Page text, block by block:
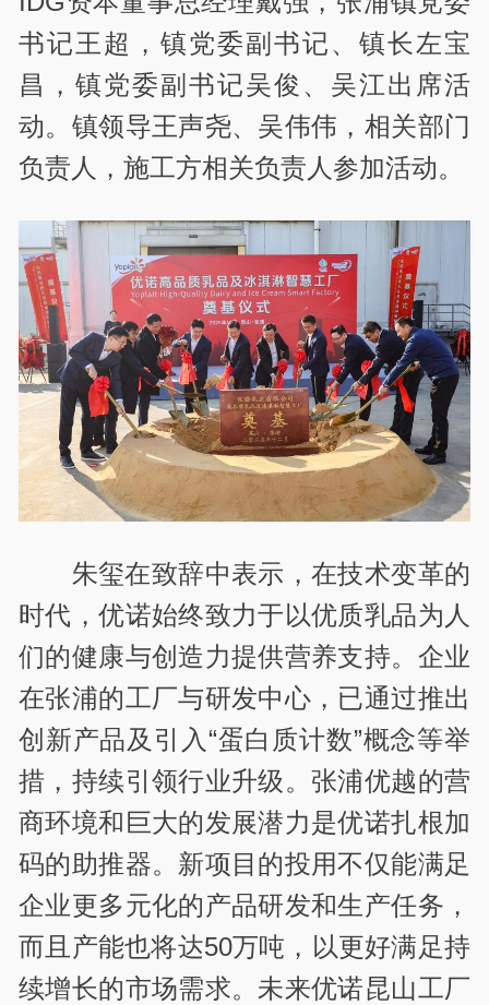
书记王超，镇党委副书记、镇长左宝
昌，镇党委副书记吴俊、吴江出席活
动。镇领导王声尧、吴伟伟，相关部门
负责人，施工方相关负责人参加活动。
朱玺在致辞中表示，在技术变革的
时代，优诺始终致力于以优质乳品为人
们的健康与创造力提供营养支持。企业
在张浦的工厂与研发中心，已通过推出
创新产品及引入“蛋白质计数”概念等举
措，持续引领行业升级。张浦优越的营
商环境和巨大的发展潜力是优诺扎根加
码的助推器。新项目的投用不仅能满足
企业更多元化的产品研发和生产任务，
而且产能也将达50万吨，以更好满足持
续增长的市场需求。未来优诺昆山工厂